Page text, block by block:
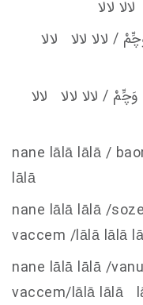
لالا
/ لالا لالا لالا
/ لالا لالا لالا
nane lālā lālā /
lālā
nane lālā lālā /
vaccem /lālā lālā
nane lālā lālā /vanu
vaccem/lālā lālā